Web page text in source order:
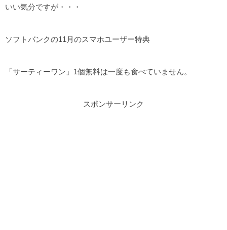
いい気分ですが・・・
ソフトバンクの11月のスマホユーザー特典
「サーティーワン」1個無料は一度も食べていません。
スポンサーリンク